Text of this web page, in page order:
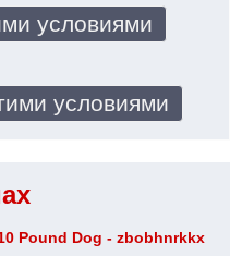
Pound Dog - zbobhnrkkx